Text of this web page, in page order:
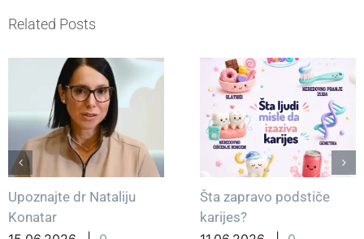
Related Posts
Upoznajte dr Nataliju
Konatar
Šta zapravo podstiče
karijes?